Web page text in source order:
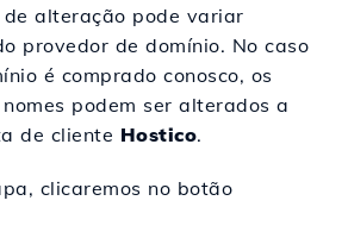
de alteração pode variar
provedor de domínio. No caso
é comprado conosco, os
podem ser alterados a
de cliente Hostico.
clicaremos no botão